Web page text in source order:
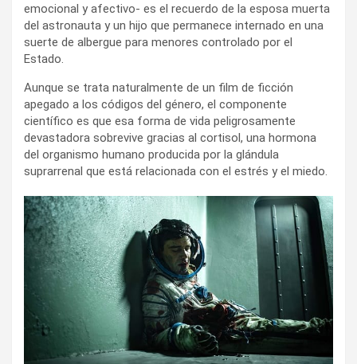
emocional y afectivo- es el recuerdo de la esposa muerta
del astronauta y un hijo que permanece internado en una
suerte de albergue para menores controlado por el
Estado.
Aunque se trata naturalmente de un film de ficción
apegado a los códigos del género, el componente
científico es que esa forma de vida peligrosamente
devastadora sobrevive gracias al cortisol, una hormona
del organismo humano producida por la glándula
suprarrenal que está relacionada con el estrés y el miedo.